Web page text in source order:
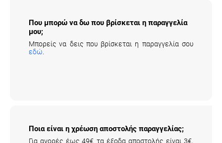
Που μπορώ να δω που βρίσκεται η
παραγγελία μου;
Μπορείς να δεις που βρίσκεται η παραγγελία σου
εδώ
Ποια είναι η χρέωση αποστολής
παραγγελίας;